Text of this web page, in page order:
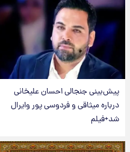
پیش‌بینی جنجالی احسان علیخانی
درباره میثاقی و فردوسی پور وایرال
شد+فیلم